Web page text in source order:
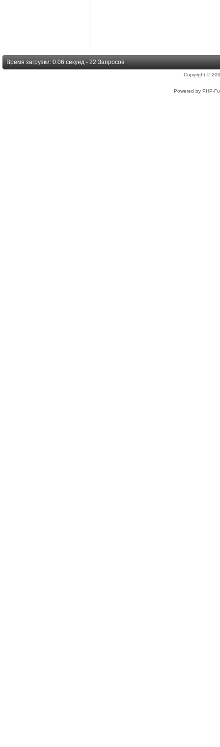
Время загрузки: 0.06 секунд - 22 Запросов
Copyright ©
Powered by PHP-